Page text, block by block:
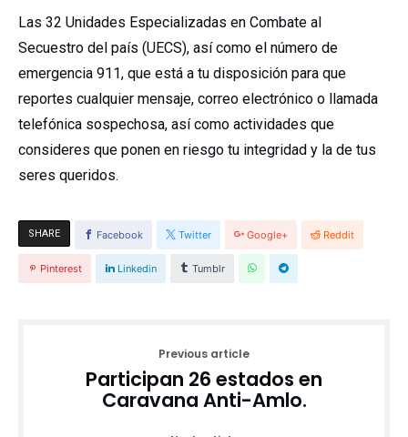
Las 32 Unidades Especializadas en Combate al
Secuestro del país (UECS), así como el número de
emergencia 911, que está a tu disposición para que
reportes cualquier mensaje, correo electrónico o llamada
telefónica sospechosa, así como actividades que
consideres que ponen en riesgo tu integridad y la de tus
seres queridos.
SHARE Facebook Twitter Google+ Reddit
Pinterest Linkedin Tumblr
Previous article
Participan 26 estados en
Caravana Anti-Amlo.